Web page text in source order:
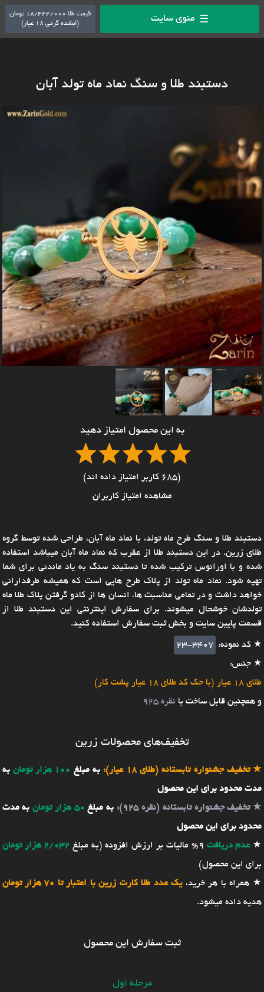
☰ منوی سایت
قیمت طلا 18/444/000 تومان
(ابشده گرمی 18 عیار)
دستبند طلا و سنگ نماد ماه تولد آبان
به این محصول امتیاز دهید
(685 کاربر امتیاز داده اند)
مشاهده امتیاز کاربران
دستبند طلا و سنگ طرح ماه تولد، با نماد ماه آبان، طراحی شده توسط گروه
طلای زرین. در این دستبند طلا از عقرب که نماد ماه آبان میباشد استفاده
شده و با اورانوس ترکیب شده تا دستبند سنگ به یاد ماندنی برای شما
تهیه شود. نماد ماه تولد از پلاک طرح هایی است که همیشه طرفدارانی
خواهد داشت و در تمامی مناسبت ها، انسان ها از کادو گرفتن پلاک طلا ماه
تولدشان خوشحال میشوند. برای سفارش اینترنتی این دستبند طلا از
قسمت پایین سایت و بخش ثبت سفارش استفاده کنید.
★ کد نمونه: 23-3407
★ جنس:
طلای 18 عیار (با حک کد طلای 18 عیار پشت کار)
و همچنین قابل ساخت با نقره 925
تخفیف‌های محصولات زرین
★تخفیف جشنواره تابستانه (طلای 18 عیار): به مبلغ 100 هزار تومان
به
مدت محدود برای این محصول
★تخفیف جشنواره تابستانه (نقره 925): به مبلغ 50 هزار تومان
به مدت
محدود برای این محصول
★عدم دریافت 9% مالیات بر ارزش افزوده (به مبلغ
2/032 هزار تومان
برای این محصول)
★ همراه با هر خرید،یک عدد طلا کارت زرین با اعتبار تا 70 هزار تومان
هدیه داده میشود.
ثبت سفارش این محصول
مرحله اول